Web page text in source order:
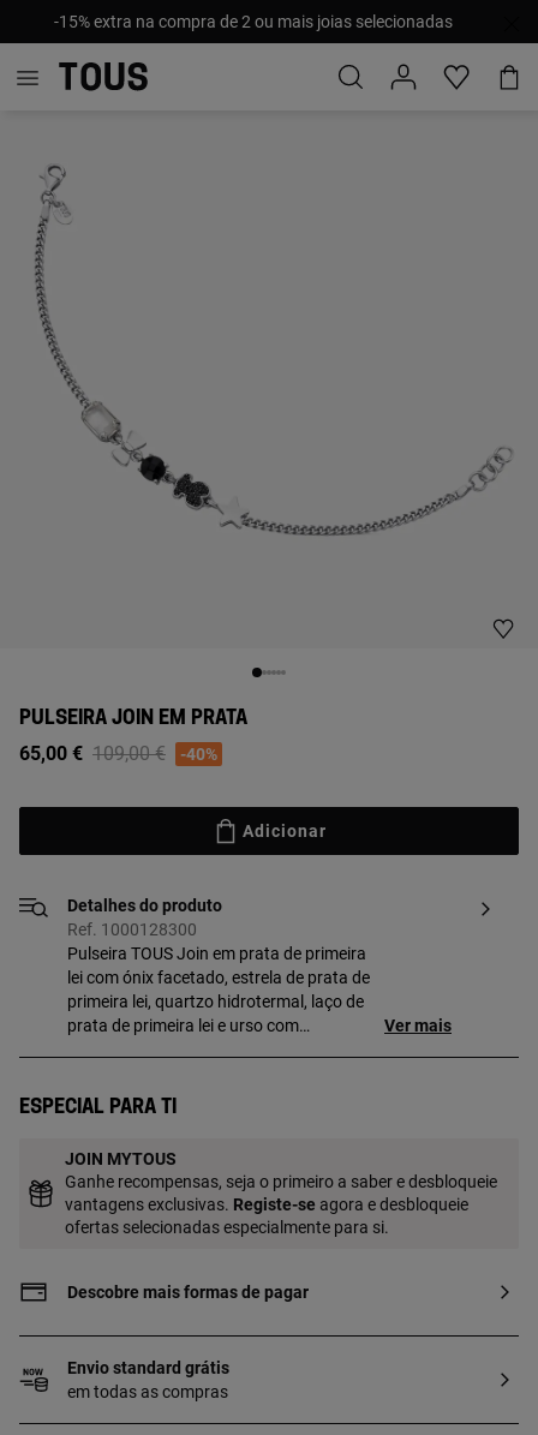
-15% extra na compra de 2 ou mais joias selecionadas
PULSEIRA JOIN EM PRATA
65,00 € Price reduced from
109,00 €to-40%
Adicionar
Detalhes do produto
Ref. 1000128300
Pulseira TOUS Join em prata de primeira
lei com ónix facetado, estrela de prata de
primeira lei, quartzo hidrotermal, laço de
prata de primeira lei e urso com
Ver mais
Especial para ti
JOIN MYTOUS
Ganhe recompensas, seja o primeiro a saber e desbloqueie
vantagens exclusivas. Registe-se agora e desbloqueie
ofertas selecionadas especialmente para si.
Descobre mais formas de pagar
Envio standard grátis
em todas as compras